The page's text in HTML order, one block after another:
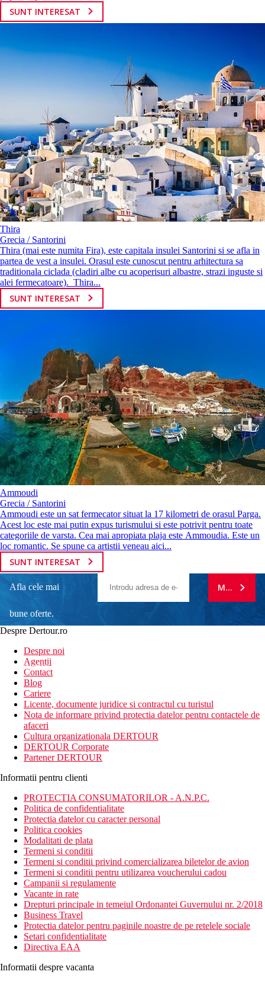
SUNT INTERESAT
Thira
Grecia / Santorini
Thira (mai este numita Fira), este capitala insulei Santorini si se afla in
partea de vest a insulei. Orasul este cunoscut pentru arhitectura sa
traditionala ciclada (cladiri albe cu acoperisuri albastre, strazi inguste si
alei fermecatoare). Thira...
SUNT INTERESAT
Ammoudi
Grecia / Santorini
Ammoudi este un sat fermecator situat la 17 kilometri de orasul Parga.
Acest loc este mai putin expus turismului si este potrivit pentru toate
categoriile de varsta. Cea mai apropiata plaja este Ammoudia. Este un
loc romantic. Se spune ca artistii veneau aici...
SUNT INTERESAT
Afla cele mai
bune oferte.
newsletter!
MA
Despre Dertour.ro
Despre noi
Agentii
Contact
Blog
Cariere
Licente, documente juridice si contractul cu turistul
Nota de informare privind protectia datelor pentru contactele de
afaceri
Cultura organizationala DERTOUR
DERTOUR Corporate
Partener DERTOUR
Informatii pentru clienti
PROTECTIA CONSUMATORILOR - A.N.P.C.
Politica de confidentialitate
Protectia datelor cu caracter personal
Politica cookies
Modalitati de plata
Termeni si conditii
Termeni si conditii privind comercializarea biletelor de avion
Termeni si conditii pentru utilizarea voucherului cadou
Campanii si regulamente
Vacante in rate
Drepturi principale in temeiul Ordonantei Guvernului nr. 2/2018
Business Travel
Protectia datelor pentru paginile noastre de pe retelele sociale
Setari confidentialitate
Directiva EAA
Informatii despre vacanta